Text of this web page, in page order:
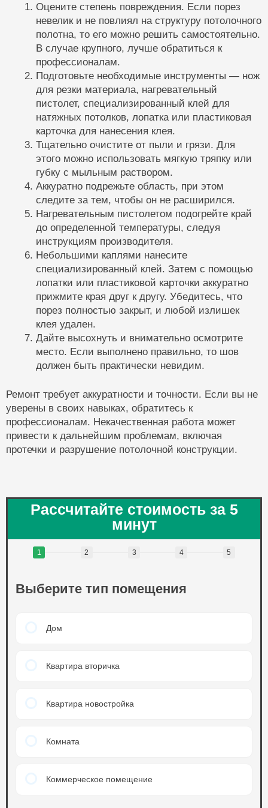
Оцените степень повреждения. Если порез
невелик и не повлиял на структуру потолочного
полотна, то его можно решить самостоятельно.
В случае крупного, лучше обратиться к
профессионалам.
Подготовьте необходимые инструменты — нож
для резки материала, нагревательный
пистолет, специализированный клей для
натяжных потолков, лопатка или пластиковая
карточка для нанесения клея.
Тщательно очистите от пыли и грязи. Для
этого можно использовать мягкую тряпку или
губку с мыльным раствором.
Аккуратно подрежьте область, при этом
следите за тем, чтобы он не расширился.
Нагревательным пистолетом подогрейте край
до определенной температуры, следуя
инструкциям производителя.
Небольшими каплями нанесите
специализированный клей. Затем с помощью
лопатки или пластиковой карточки аккуратно
прижмите края друг к другу. Убедитесь, что
порез полностью закрыт, и любой излишек
клея удален.
Дайте высохнуть и внимательно осмотрите
место. Если выполнено правильно, то шов
должен быть практически невидим.
Ремонт требует аккуратности и точности. Если вы не
уверены в своих навыках, обратитесь к
профессионалам. Некачественная работа может
привести к дальнейшим проблемам, включая
протечки и разрушение потолочной конструкции.
Рассчитайте стоимость за 5
минут
1 2 3 4 5
Выберите тип помещения
Дом
Квартира вторичка
Квартира новостройка
Комната
Коммерческое помещение